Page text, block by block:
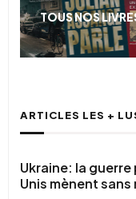
TOUS NOS
ARTICLES LES +
Ukraine: la
Unis mènent